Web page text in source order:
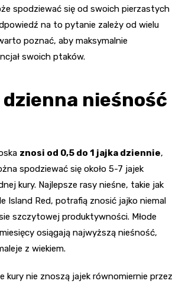
spodziewać się od swoich pierzastych
na to pytanie zależy od wielu
poznać, aby maksymalnie
swoich ptaków.
nieśność
znosi od 0,5 do 1 jajka dziennie,
spodziewać się około 5-7 jajek
kury. Najlepsze rasy nieśne, takie jak
Island Red, potrafią znosić jajko niemal
szczytowej produktywności. Młode
osiągają najwyższą nieśność,
z wiekiem.
kury nie znoszą jajek równomiernie przez